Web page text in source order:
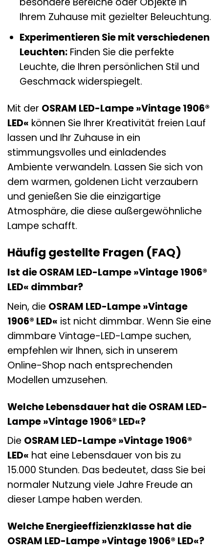
Ihrem Zuhause mit gezielter Beleuchtung.
Experimentieren Sie mit verschiedenen
Leuchten:Finden Sie die perfekte
Leuchte, die Ihren persönlichen Stil und
Geschmack widerspiegelt.
Mit der OSRAM LED-Lampe »Vintage 1906®
LED« können Sie Ihrer Kreativität freien Lauf
lassen und Ihr Zuhause in ein
stimmungsvolles und einladendes
Ambiente verwandeln. Lassen Sie sich von
dem warmen, goldenen Licht verzaubern
und genießen Sie die einzigartige
Atmosphäre, die diese außergewöhnliche
Lampe schafft.
Häufig gestellte Fragen (FAQ)
Ist die OSRAM LED-Lampe »Vintage 1906®
LED« dimmbar?
Nein, die OSRAM LED-Lampe »Vintage
1906® LED« ist nicht dimmbar. Wenn Sie eine
dimmbare Vintage-LED-Lampe suchen,
empfehlen wir Ihnen, sich in unserem
Online-Shop nach entsprechenden
Modellen umzusehen.
Welche Lebensdauer hat die OSRAM LED-
Lampe »Vintage 1906® LED«?
Die OSRAM LED-Lampe »Vintage 1906®
LED« hat eine Lebensdauer von bis zu
15.000 Stunden. Das bedeutet, dass Sie bei
normaler Nutzung viele Jahre Freude an
dieser Lampe haben werden.
Welche Energieeffizienzklasse hat die
OSRAM LED-Lampe »Vintage 1906® LED«?